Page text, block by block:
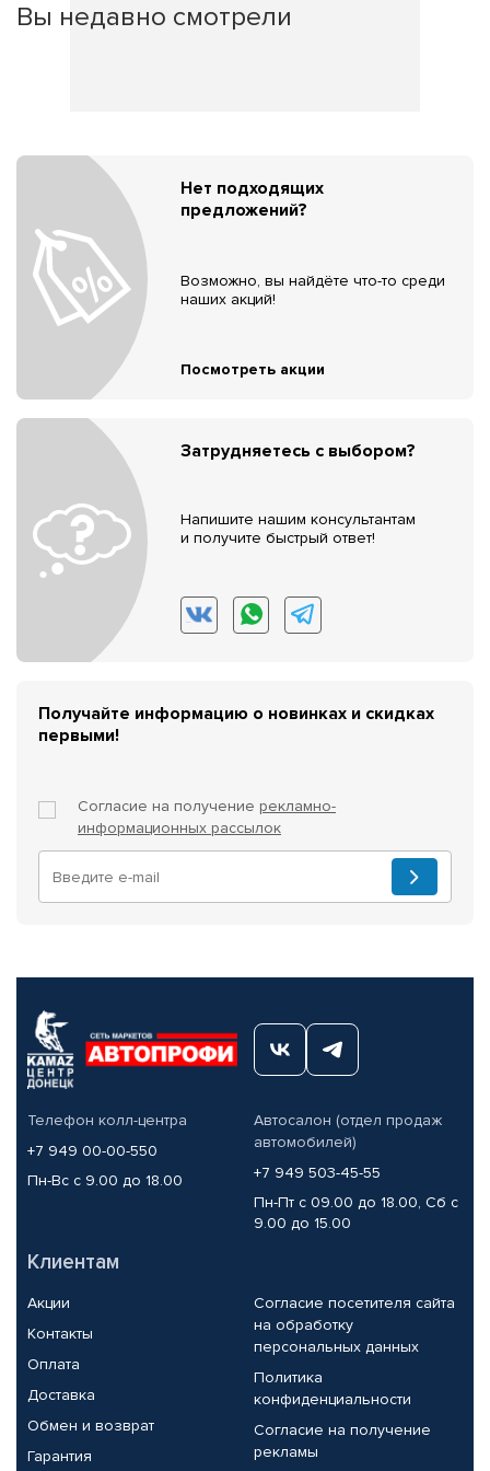
Вы недавно смотрели
Нет подходящих
предложений?
Возможно, вы найдёте что-то среди
наших акций!
Посмотреть акции
Затрудняетесь с выбором?
Напишите нашим консультантам
и получите быстрый ответ!
Получайте информацию о новинках и скидках
первыми!
Согласие на получение рекламно-
информационных рассылок
Телефон колл-центра
+7 949 00-00-550
Пн-Вс с 9.00 до 18.00
Автосалон (отдел продаж
автомобилей)
+7 949 503-45-55
Пн-Пт с 09.00 до 18.00, Сб с
9.00 до 15.00
Клиентам
Акции
Контакты
Оплата
Доставка
Обмен и возврат
Гарантия
Согласие посетителя сайта
на обработку
персональных данных
Политика
конфиденциальности
Согласие на получение
рекламы